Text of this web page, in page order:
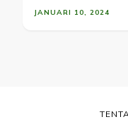
JANUARI 10, 2024